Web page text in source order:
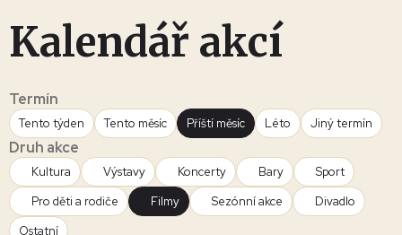
Kalendář akcí
Termín
Tento týden Tento měsíc Příští měsíc Léto Jiný termín
Druh akce
Kultura Výstavy Koncerty Bary
Sport
Pro děti a rodiče
Filmy Sezónní akce
Divadlo
Ostatní